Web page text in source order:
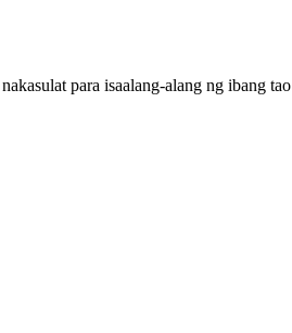
para isaalang-alang ng ibang tao